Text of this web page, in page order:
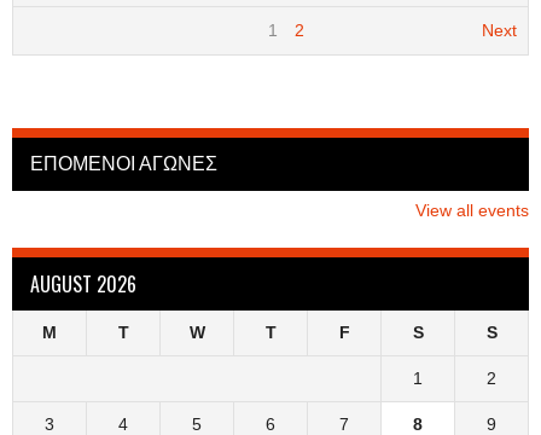
1 2 Next
ΕΠΟΜΕΝΟΙ ΑΓΩΝΕΣ
View all events
AUGUST 2026
M T W T F S S
1 2
3 4 5 6 7 8 9